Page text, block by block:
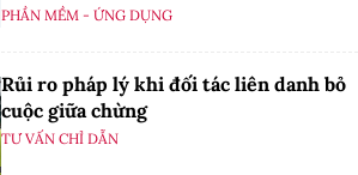
PHẦN MỀM - ỨNG DỤNG
Rủi ro pháp lý khi đối tác liên danh bỏ
cuộc giữa chừng
TƯ VẤN CHỈ DẪN